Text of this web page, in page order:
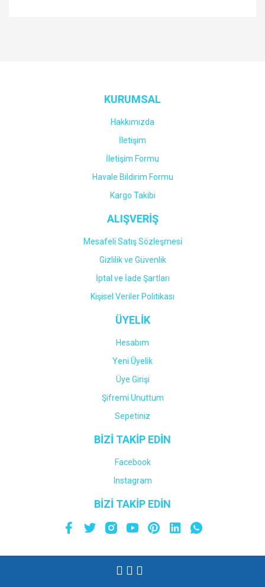
KURUMSAL
Hakkımızda
İletişim
İletişim Formu
Havale Bildirim Formu
Kargo Takibi
ALIŞVERİŞ
Mesafeli Satış Sözleşmesi
Gizlilik ve Güvenlik
İptal ve İade Şartları
Kişisel Veriler Politikası
ÜYELİK
Hesabım
Yeni Üyelik
Üye Girişi
Şifremi Unuttum
Sepetiniz
BİZİ TAKİP EDİN
Facebook
Instagram
BİZİ TAKİP EDİN